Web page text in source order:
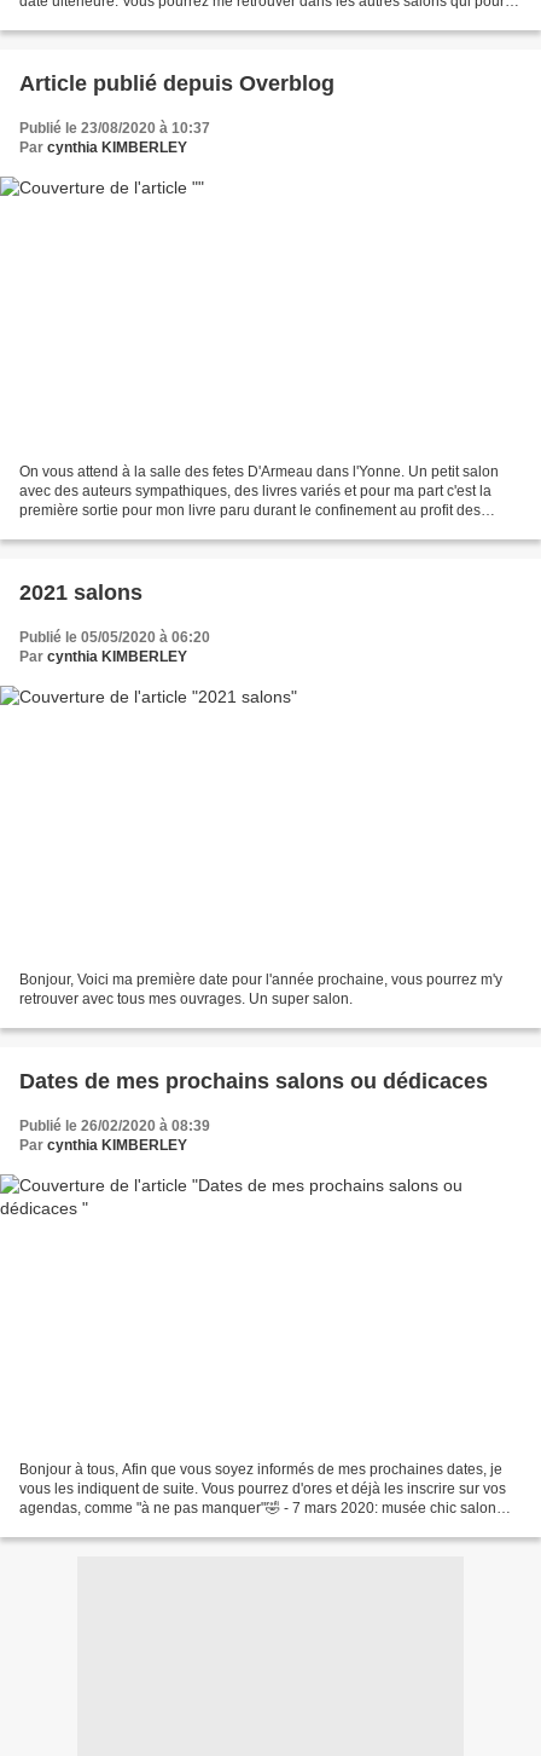
Article publié depuis Overblog
Publié le 23/08/2020 à 10:37
Par cynthia KIMBERLEY
On vous attend à la salle des fetes D'Armeau dans l'Yonne. Un petit salon
avec des auteurs sympathiques, des livres variés et pour ma part c'est la
première sortie pour mon livre paru durant le confinement au profit des
2021 salons
Publié le 05/05/2020 à 06:20
Par cynthia KIMBERLEY
Bonjour, Voici ma première date pour l'année prochaine, vous pourrez m'y
retrouver avec tous mes ouvrages. Un super salon.
Dates de mes prochains salons ou dédicaces
Publié le 26/02/2020 à 08:39
Par cynthia KIMBERLEY
Bonjour à tous, Afin que vous soyez informés de mes prochaines dates, je
vous les indiquent de suite. Vous pourrez d'ores et déjà les inscrire sur vos
agendas, comme "à ne pas manquer"🤣 - 7 mars 2020: musée chic salon